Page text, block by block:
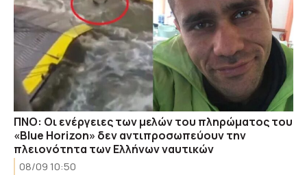
ΠΝΟ: Οι ενέργειες των μελών του πληρώματος του
«Blue Horizon» δεν αντιπροσωπεύουν την
πλειονότητα των Ελλήνων ναυτικών
08/09 10:50